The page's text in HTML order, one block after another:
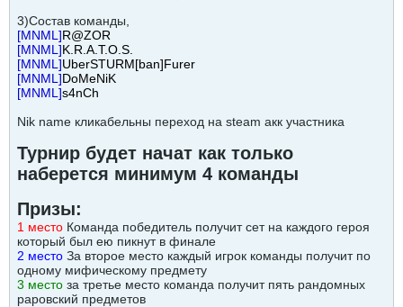
3)Состав команды,
[MNML]R@ZOR
[MNML]K.R.A.T.O.S.
[MNML]UberSTURM[ban]Furer
[MNML]DoMeNiK
[MNML]s4nCh
Nik name кликабельны переход на steam акк участника
Турнир будет начат как только
наберется минимум 4 команды
Призы:
1 место Команда победитель получит сет на каждого героя
который был ею пикнут в финале
2 место За второе место каждый игрок команды получит по
одному мифическому предмету
3 место за третье место команда получит пять рандомных
раровский предметов